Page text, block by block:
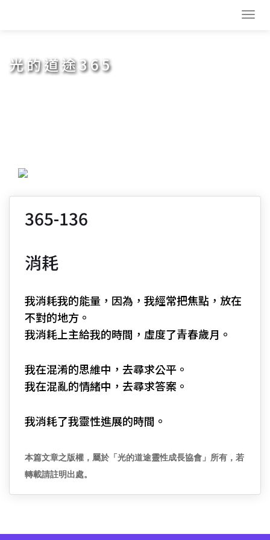
光的道途365
365-136
消耗
我消耗我的能量，因為，我經常把焦點，放在
不對的地方。
我消耗上主給我的時間，虛度了青春歲月。
我在混淆的思維中，去尋求公平。
我在混亂的情緒中，去尋求答案。
我消耗了我靈性進展的時間。
本篇文章之版權，屬於「光的道途靈性成長協會」所有，若
轉載請註明出處。